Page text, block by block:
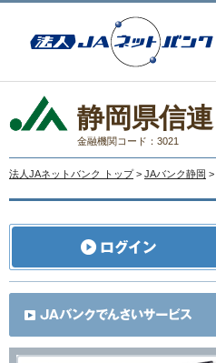
静岡県信連
金融機関コード：3021
法人JAネットバンク トップ > JAバンク静岡 >